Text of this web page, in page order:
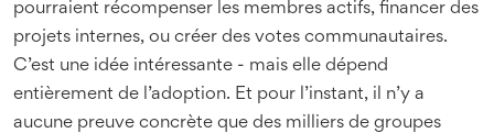
pourraient récompenser les membres actifs, financer des
projets internes, ou créer des votes communautaires.
C’est une idée intéressante - mais elle dépend
entièrement de l’adoption. Et pour l’instant, il n’y a
aucune preuve concrète que des milliers de groupes